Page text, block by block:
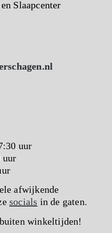
Slaapcenter
uur
uur
afwijkende
socials in de gaten.
winkeltijden!